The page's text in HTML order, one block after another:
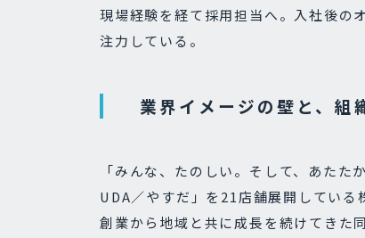
現場経験を経て採用担当へ。入社後の
注力している。
業界イメージの壁と、組
「みんな、たのしい。そして、あた
UDA／やすだ」を21店舗展開している
創業から地域と共に成長を続けてきた